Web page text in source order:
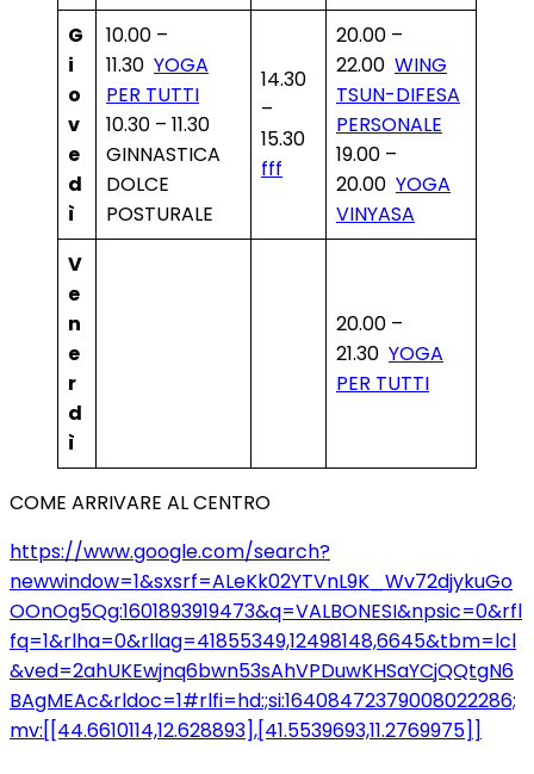
G
i
o
v
e
d
ì
10.00 –
11.30 YOGA
PER TUTTI
10.30 – 11.30
GINNASTICA
DOLCE
POSTURALE
14.30
–
15.30
fff
20.00 –
22.00 WING
TSUN-DIFESA
PERSONALE
19.00 –
20.00 YOGA
VINYASA
V
e
n
e
r
d
ì
20.00 –
21.30 YOGA
PER TUTTI
COME ARRIVARE AL CENTRO
https://www.google.com/search?
newwindow=1&sxsrf=ALeKk02YTVnL9K_Wv72djykuGo
OOnOg5Qg:1601893919473&q=VALBONESI&npsic=0&rfl
fq=1&rlha=0&rllag=41855349,12498148,6645&tbm=lcl
&ved=2ahUKEwjnq6bwn53sAhVPDuwKHSaYCjQQtgN6
BAgMEAc&rldoc=1#rlfi=hd:;si:16408472379008022286;
mv:[[44.6610114,12.628893],[41.5539693,11.2769975]]